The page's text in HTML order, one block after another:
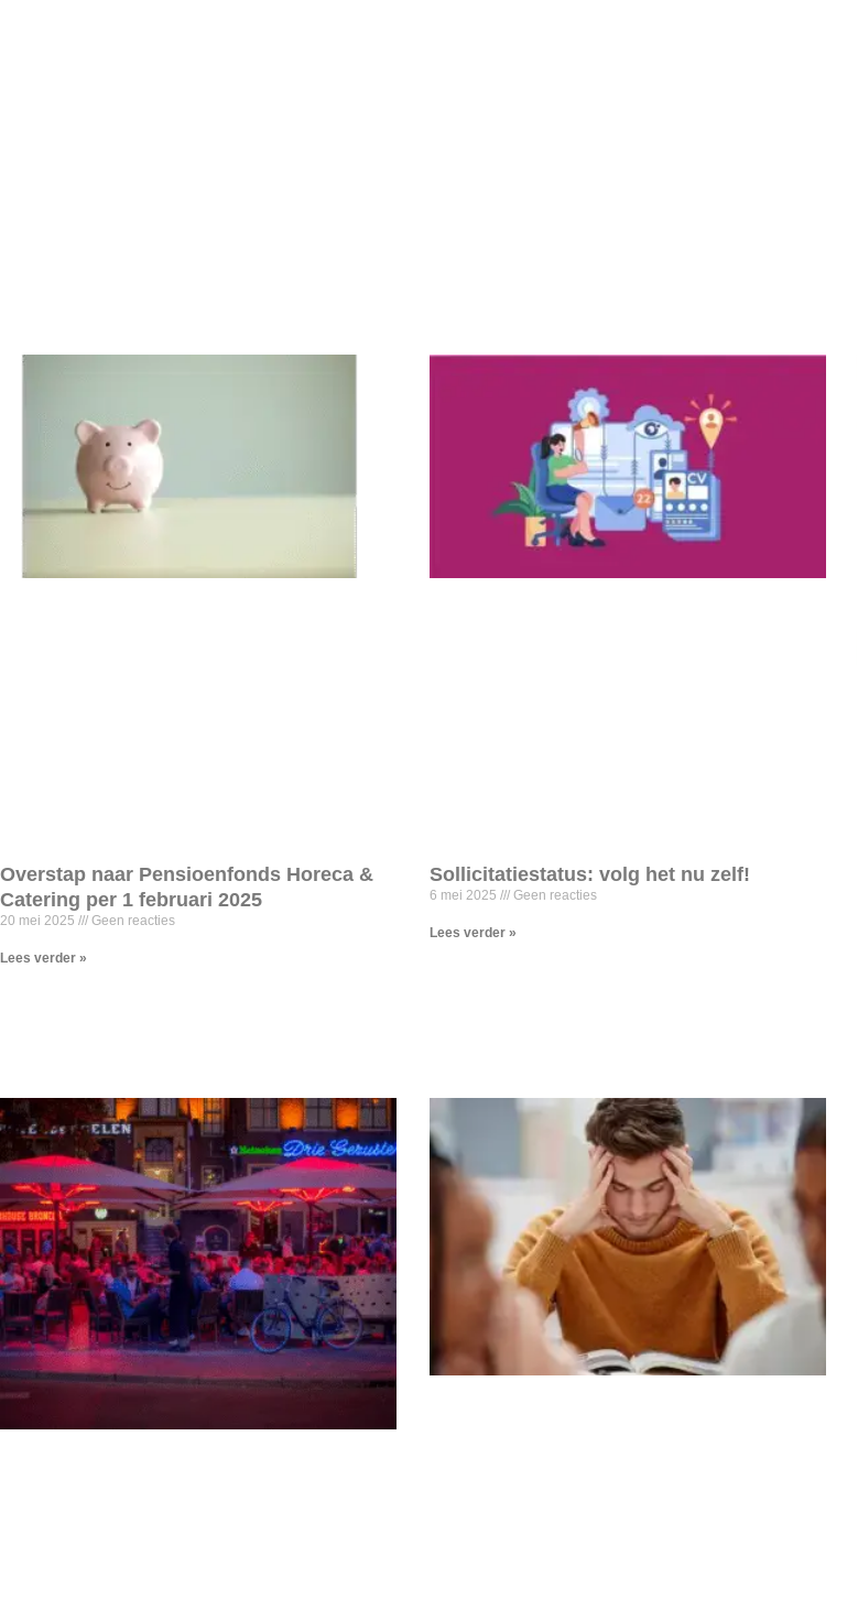
Overstap naar Pensioenfonds Horeca &
Catering per 1 februari 2025
20 mei 2025 Geen reacties
Lees verder »
Sollicitatiestatus: volg het nu zelf!
6 mei 2025 Geen reacties
Lees verder »